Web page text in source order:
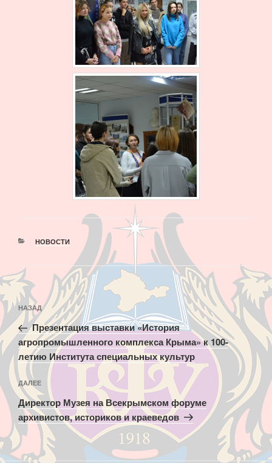
РУБРИКИ
НОВОСТИ
Навигация
по
записям
Предыдущая
запись:
НАЗАД
Презентация выставки «История
агропромышленного комплекса Крыма» к 100-
летию Института специальных культур
Следующая
запись
ДАЛЕЕ
Директор Музея на Всекрымском форуме
архивистов, историков и краеведов